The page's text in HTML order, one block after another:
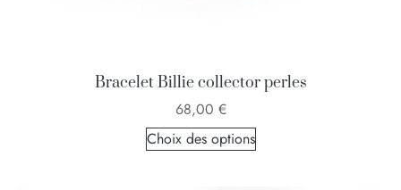
Bracelet Billie collector perles
68,00 €
Choix des options